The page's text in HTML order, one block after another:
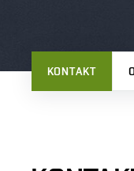
KONTAKT